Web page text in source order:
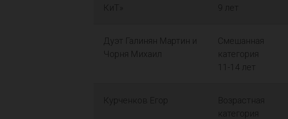
КиТ»
9 лет
Дуэт Галинян Мартин и
Чорня Михаил
Смешанная
категория
11-14 лет
Курченков Егор
Возрастная
категория